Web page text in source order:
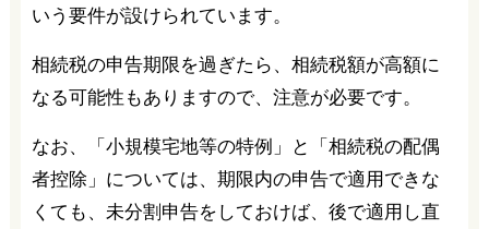
いう要件が設けられています。
相続税の申告期限を過ぎたら、相続税額が高額に
なる可能性もありますので、注意が必要です。
なお、「小規模宅地等の特例」と「相続税の配偶
者控除」については、期限内の申告で適用できな
くても、未分割申告をしておけば、後で適用し直